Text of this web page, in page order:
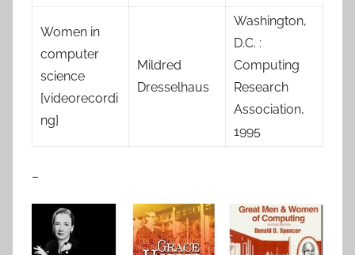
Women in
computer
science
[videorecordi
ng]
Mildred
Dresselhaus
Washington,
D.C. :
Computing
Research
Association,
1995
–